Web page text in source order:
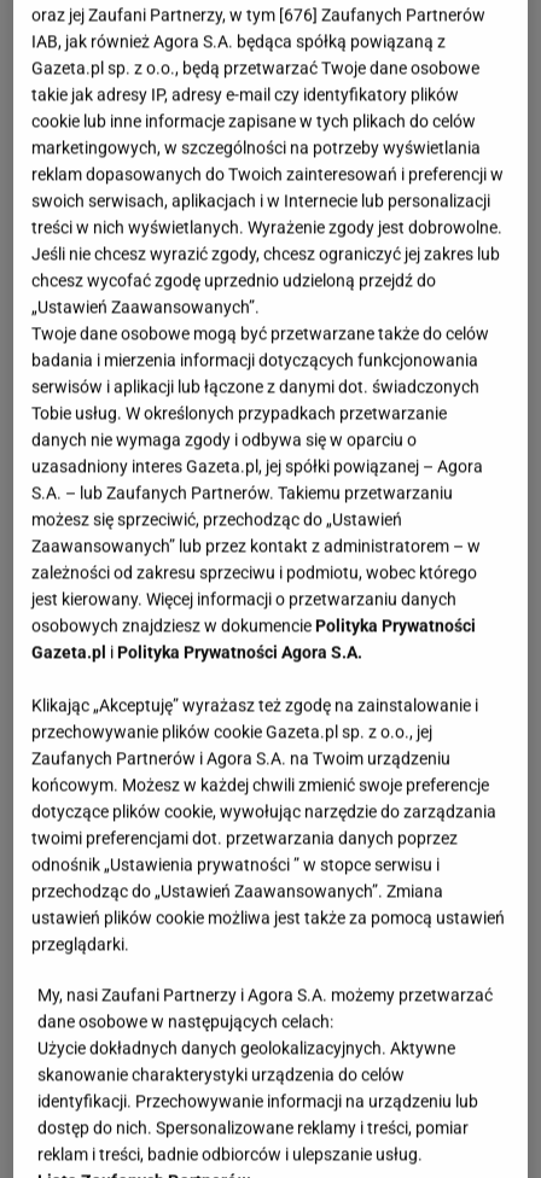
oraz jej Zaufani Partnerzy, w tym [676] Zaufanych Partnerów
IAB, jak również Agora S.A. będąca spółką powiązaną z
Gazeta.pl sp. z o.o., będą przetwarzać Twoje dane osobowe
takie jak adresy IP, adresy e-mail czy identyfikatory plików
cookie lub inne informacje zapisane w tych plikach do celów
marketingowych, w szczególności na potrzeby wyświetlania
reklam dopasowanych do Twoich zainteresowań i preferencji w
swoich serwisach, aplikacjach i w Internecie lub personalizacji
treści w nich wyświetlanych. Wyrażenie zgody jest dobrowolne.
Jeśli nie chcesz wyrazić zgody, chcesz ograniczyć jej zakres lub
chcesz wycofać zgodę uprzednio udzieloną przejdź do
„Ustawień Zaawansowanych”.
Twoje dane osobowe mogą być przetwarzane także do celów
badania i mierzenia informacji dotyczących funkcjonowania
serwisów i aplikacji lub łączone z danymi dot. świadczonych
Tobie usług. W określonych przypadkach przetwarzanie
danych nie wymaga zgody i odbywa się w oparciu o
uzasadniony interes Gazeta.pl, jej spółki powiązanej – Agora
S.A. – lub Zaufanych Partnerów. Takiemu przetwarzaniu
możesz się sprzeciwić, przechodząc do „Ustawień
Zaawansowanych” lub przez kontakt z administratorem – w
zależności od zakresu sprzeciwu i podmiotu, wobec którego
jest kierowany. Więcej informacji o przetwarzaniu danych
osobowych znajdziesz w dokumenciePolityka Prywatności
Gazeta.pl iPolityka Prywatności Agora S.A.
Klikając „Akceptuję” wyrażasz też zgodę na zainstalowanie i
przechowywanie plików cookie Gazeta.pl sp. z o.o., jej
Zaufanych Partnerów i Agora S.A. na Twoim urządzeniu
końcowym. Możesz w każdej chwili zmienić swoje preferencje
dotyczące plików cookie, wywołując narzędzie do zarządzania
twoimi preferencjami dot. przetwarzania danych poprzez
odnośnik „Ustawienia prywatności ” w stopce serwisu i
przechodząc do „Ustawień Zaawansowanych”. Zmiana
ustawień plików cookie możliwa jest także za pomocą ustawień
przeglądarki.
My, nasi Zaufani Partnerzy i Agora S.A. możemy przetwarzać
dane osobowe w następujących celach:
Użycie dokładnych danych geolokalizacyjnych. Aktywne
skanowanie charakterystyki urządzenia do celów
identyfikacji. Przechowywanie informacji na urządzeniu lub
dostęp do nich. Spersonalizowane reklamy i treści, pomiar
reklam i treści, badnie odbiorców i ulepszanie usług.